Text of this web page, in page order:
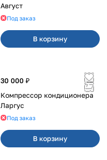
Август
Под заказ
В корзину
30 000 ₽
Компрессор кондиционера
Ларгус
Под заказ
В корзину